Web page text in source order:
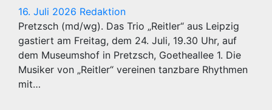
16. Juli 2026 Redaktion
Pretzsch (md/wg). Das Trio „Reitler“ aus Leipzig
gastiert am Freitag, dem 24. Juli, 19.30 Uhr, auf
dem Museumshof in Pretzsch, Goetheallee 1. Die
Musiker von „Reitler“ vereinen tanzbare Rhythmen
mit…